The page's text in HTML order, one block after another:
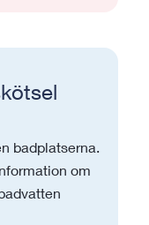
badplatserna.
om